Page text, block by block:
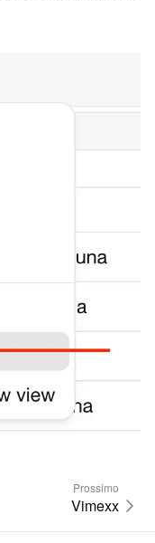
Prossimo
Vimexx